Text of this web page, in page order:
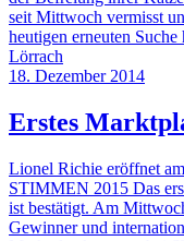
seit Mittwoch vermisst
heutigen erneuten
Lörrach
18. Dezember 2014
Erstes
Lionel Richie eröffnet
STIMMEN 2015 Das
ist bestätigt. Am
Gewinner und